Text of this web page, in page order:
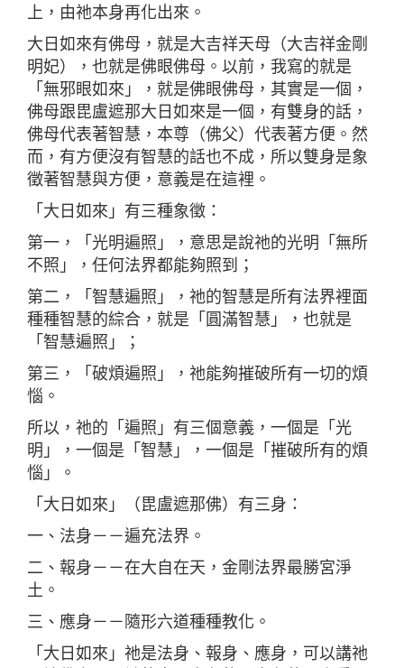
上，由祂本身再化出來。
大日如來有佛母，就是大吉祥天母（大吉祥金剛
明妃），也就是佛眼佛母。以前，我寫的就是
「無邪眼如來」，就是佛眼佛母，其實是一個，
佛母跟毘盧遮那大日如來是一個，有雙身的話，
佛母代表著智慧，本尊（佛父）代表著方便。然
而，有方便沒有智慧的話也不成，所以雙身是象
徵著智慧與方便，意義是在這裡。
「大日如來」有三種象徵：
第一，「光明遍照」，意思是說祂的光明「無所
不照」，任何法界都能夠照到；
第二，「智慧遍照」，祂的智慧是所有法界裡面
種種智慧的綜合，就是「圓滿智慧」，也就是
「智慧遍照」；
第三，「破煩遍照」，祂能夠摧破所有一切的煩
惱。
所以，祂的「遍照」有三個意義，一個是「光
明」，一個是「智慧」，一個是「摧破所有的煩
惱」。
「大日如來」（毘盧遮那佛）有三身：
一、法身－－遍充法界。
二、報身－－在大自在天，金剛法界最勝宮淨
土。
三、應身－－隨形六道種種教化。
「大日如來」祂是法身、報身、應身，可以講祂